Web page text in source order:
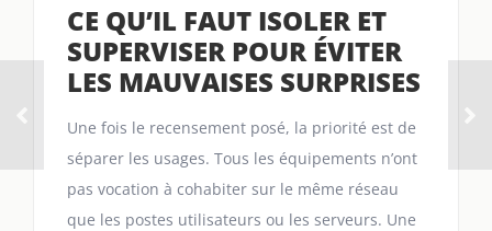
CE QU’IL FAUT ISOLER ET
SUPERVISER POUR ÉVITER
LES MAUVAISES SURPRISES
Une fois le recensement posé, la priorité est de
séparer les usages. Tous les équipements n’ont
pas vocation à cohabiter sur le même réseau
que les postes utilisateurs ou les serveurs. Une